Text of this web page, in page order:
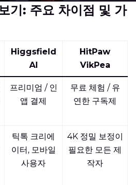
기: 주요 차이점 및 가
Higgsfield
AI
HitPaw
VikPea
프리미엄 / 인
앱 결제
무료 체험 / 유
연한 구독제
틱톡 크리에
이터, 모바일
사용자
4K 정밀 보정이
필요한 모든 제
작자